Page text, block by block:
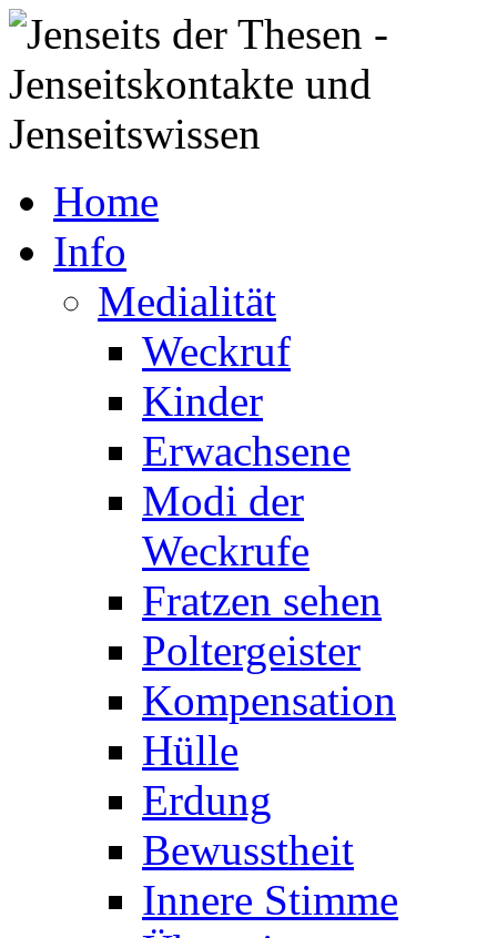
Home
Info
Medialität
Weckruf
Kinder
Erwachsene
Modi der
Weckrufe
Fratzen sehen
Poltergeister
Kompensation
Hülle
Erdung
Bewusstheit
Innere Stimme